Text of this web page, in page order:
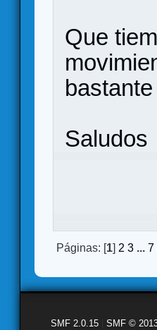
Que
Saludos
Páginas: [1] 2 3 ... 7
SMF 2.0.15 SMF ©